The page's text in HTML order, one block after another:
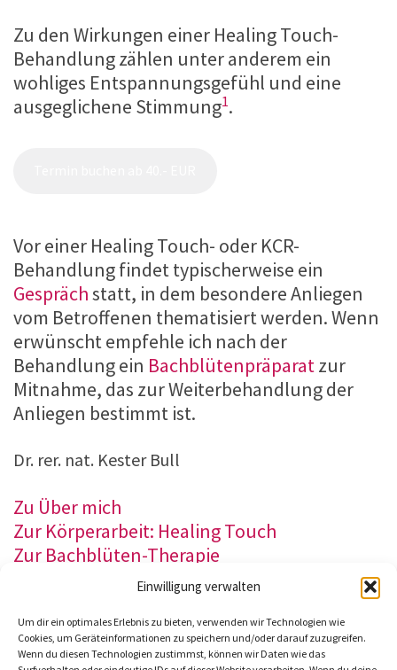
Einwilligung verwalten
Um dir ein optimales Erlebnis zu bieten, verwenden wir Technologien wie
Cookies, um Geräteinformationen zu speichern und/oder darauf zuzugreifen.
Wenn du diesen Technologien zustimmst, können wir Daten wie das
Zu den Wirkungen einer Healing Touch-
Behandlung zählen unter anderem ein
wohliges Entspannungsgefühl und eine
ausgeglichene Stimmung1.
Vor einer Healing Touch- oder KCR-
Behandlung findet typischerweise ein
Gesprächstatt, in dem besondere Anliegen
vom Betroffenen thematisiert werden. Wenn
erwünscht empfehle ich nach der
Behandlung ein Bachblütenpräparat zur
Mitnahme, das zur Weiterbehandlung der
Anliegen bestimmt ist.
Dr. rer. nat. Kester Bull
Zu Über mich
Zur Körperarbeit: Healing Touch
Zur Bachblüten-Therapie
Preise, Buchung und Adresse
http://www.koerperarbeit.info